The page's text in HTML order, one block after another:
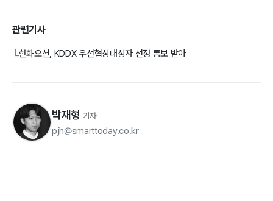
관련기사
└한화오션, KDDX 우선협상대상자 선정 통보 받아
박재형 기자
pjh@smarttoday.co.kr